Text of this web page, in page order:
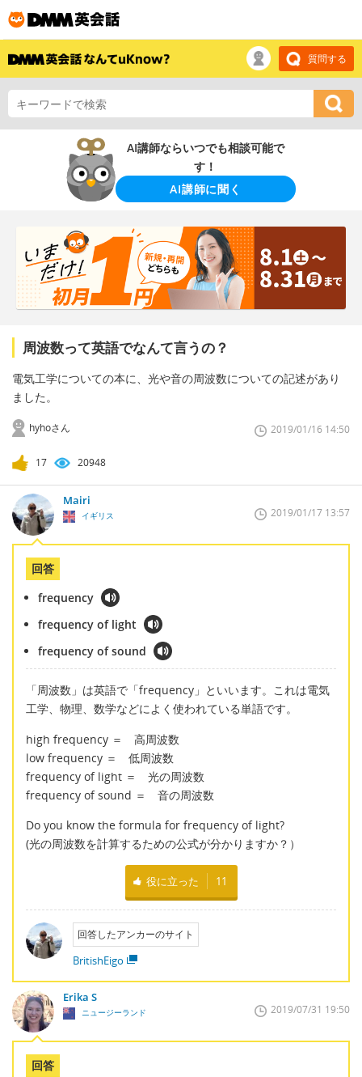
質問する
AI講師ならいつでも相談可能で
す！
AI講師に聞く
周波数って英語でなんて言うの？
電気工学についての本に、光や音の周波数についての記述があり
ました。
hyhoさん 2019/01/16 14:50
17 20948
Mairi
イギリス 2019/01/17 13:57
回答
frequency
frequency of light
frequency of sound
「周波数」は英語で「frequency」といいます。これは電気
工学、物理、数学などによく使われている単語です。
high frequency ＝ 高周波数
low frequency ＝ 低周波数
frequency of light ＝ 光の周波数
frequency of sound ＝ 音の周波数
Do you know the formula for frequency of light?
(光の周波数を計算するための公式が分かりますか？）
役に立った 11
回答したアンカーのサイト
BritishEigo
Erika S
ニュージーランド 2019/07/31 19:50
回答